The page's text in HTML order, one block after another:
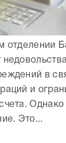
отделении
в
и
Однако
Это...